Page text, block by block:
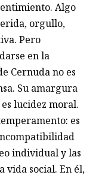
Algo
orgullo,
Pero
en la
Cernuda no es
Su amargura
lucidez moral.
es
individual y las
vida social. En él,